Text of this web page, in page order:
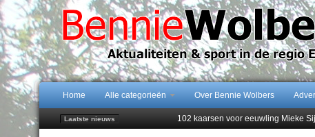
Home Alle categorieën Over Bennie Wolbers
Laatste nieuws
102 kaarsen voor eeuwling Mieke